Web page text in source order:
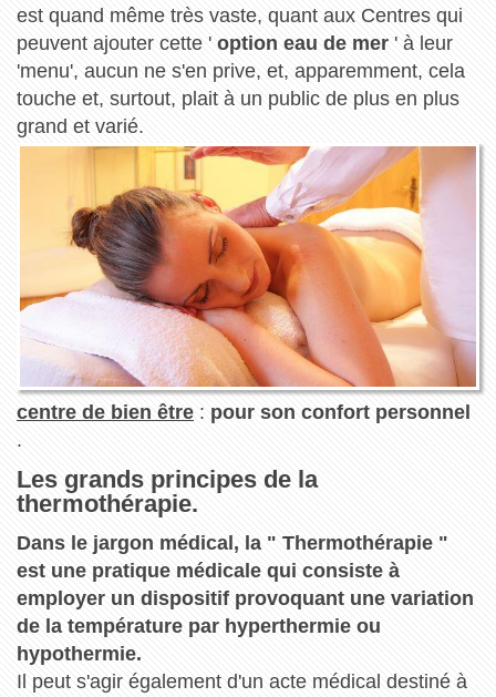
est quand même très vaste, quant aux Centres qui
peuvent ajouter cette ' option eau de mer' à leur
'menu', aucun ne s'en prive, et, apparemment, cela
touche et, surtout, plait à un public de plus en plus
grand et varié.
centre de bien être: pour son confort personnel
.
Les grands principes de la
thermothérapie.
Dans le jargon médical, la " Thermothérapie "
est une pratique médicale qui consiste à
employer un dispositif provoquant une variation
de la température par hyperthermie ou
hypothermie.
Il peut s'agir également d'un acte médical destiné à